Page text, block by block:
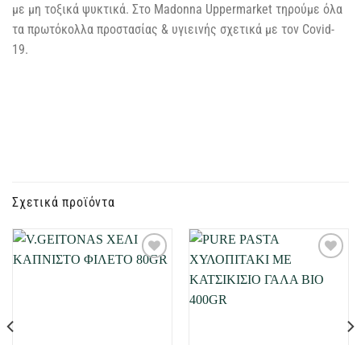
με μη τοξικά ψυκτικά. Στο Madonna Uppermarket τηρούμε όλα
τα πρωτόκολλα προστασίας & υγιεινής σχετικά με τον Covid-
19.
Σχετικά προϊόντα
στη Λίστα